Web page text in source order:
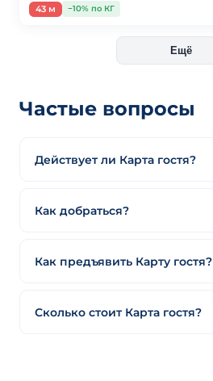
43 м −10% по КГ
Ещё
Частые вопросы
Действует ли Карта гостя?
Как добраться?
Как предъявить Карту гостя?
Сколько стоит Карта гостя?